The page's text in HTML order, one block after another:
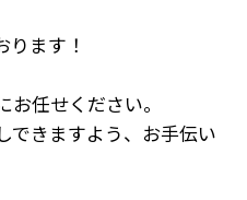
ります！
任せください。
できますよう、お手伝い